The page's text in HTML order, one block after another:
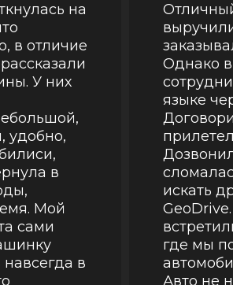
на
в отличие
У них
удобно,
в
Мой
сами
в
Однако
языке
искать
где мы
Авто не